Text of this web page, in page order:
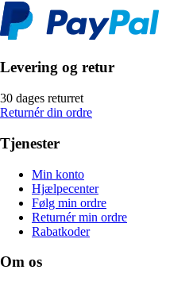
Levering og retur
30 dages returret
Returnér din ordre
Tjenester
Min konto
Hjælpecenter
Følg min ordre
Returnér min ordre
Rabatkoder
Om os